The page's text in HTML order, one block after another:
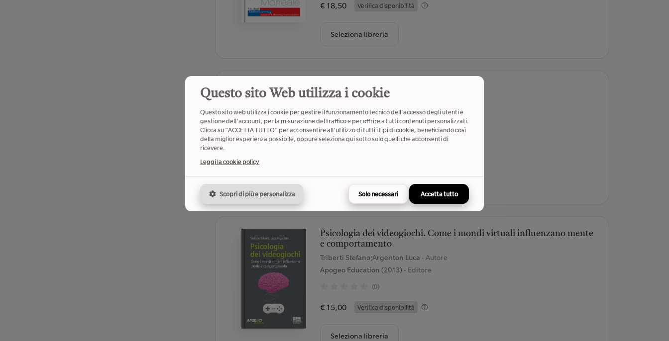
€ 18,50 Verifica disponibilità
Seleziona libreria
Realtà virtuale: disegno e design
Aracne (2020)- Editore
(0)
Psicologia dei videogiochi. Come i mondi virtuali influenzano mente
e comportamento
Triberti Stefano;Argenton Luca - Autore
Apogeo Education (2013)- Editore
(0)
€ 15,00 Verifica disponibilità
Seleziona libreria
Questo sito Web utilizza i cookie
Questo sito web utilizza i cookie per gestire il funzionamento tecnico dell'accesso degli utenti e
gestione dell'account, per la misurazione del traffico e per offrire a tutti contenuti personalizzati.
Clicca su "ACCETTA TUTTO" per acconsentire all'utilizzo di tutti i tipi di cookie, beneficiando così
della miglior esperienza possibile, oppure seleziona qui sotto solo quelli che acconsenti di
ricevere.
Leggi la cookie policy
Scopri di più e personalizza Solo necessari Accetta tutto